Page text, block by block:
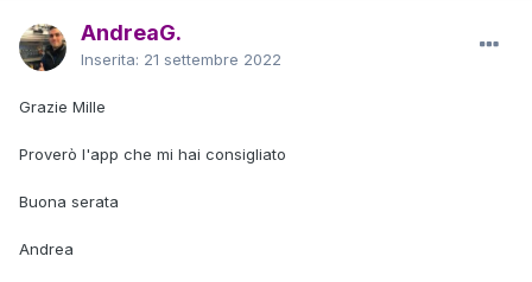
AndreaG.
Inserita: 21 settembre 2022
Grazie Mille
Proverò l'app che mi hai consigliato
Buona serata
Andrea